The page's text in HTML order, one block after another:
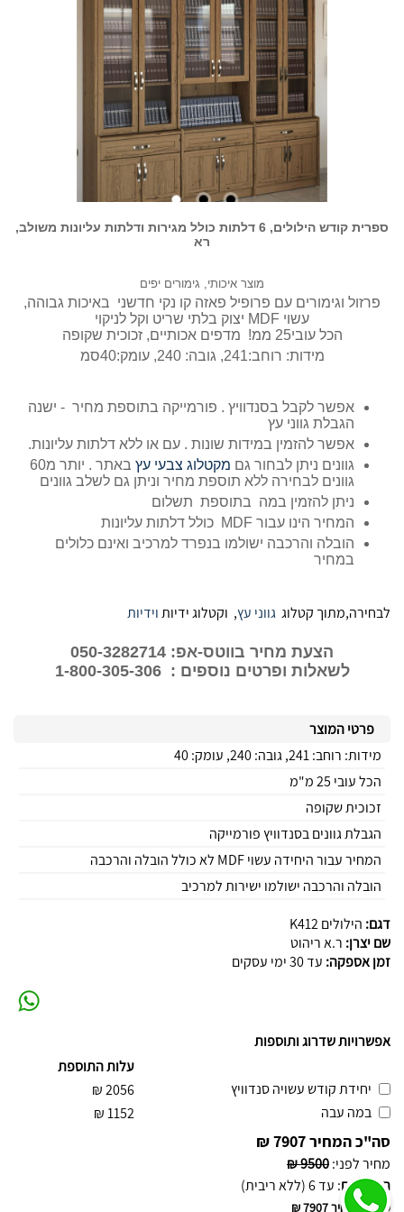
ספרית קודש הילולים, 6 דלתות כולל מגירות ודלתות עליונות משולב,
רא
מוצר איכותי, גימורים יפים
פרזול וגימורים עם פרופיל פאזה קו נקי חדשני באיכות גבוהה,
עשוי MDF יצוק בלתי שריט וקל לניקוי
הכל עובי25 ממ! מדפים אכותיים, זכוכית שקופה
מידות: רוחב:241, גובה: 240, עומק:40סמ
אפשר לקבל בסנדוויץ . פורמייקה בתוספת מחיר - ישנה
הגבלת גווני עץ
אפשר להזמין במידות שונות . עם או ללא דלתות עליונות.
גוונים ניתן לבחור גם מקטלוג צבעי עץ
באתר . יותר מ60
גוונים לבחירה ללא תוספת מחיר וניתן גם לשלב גוונים
ניתן להזמין במה בתוספת תשלום
המחיר הינו עבור MDF כולל דלתות עליונות
הובלה והרכבה ישולמו בנפרד למרכיב ואינם כלולים
במחיר
לבחירה,מתוך קטלוג גווני עץ, וקטלוג ידיותוידיות
הצעת מחיר בווטס-אפ: 050-3282714
לשאלות ופרטים נוספים : 1-800-305-306
פרטי המוצר
מידות: רוחב: 241, גובה: 240, עומק: 40
הכל עובי 25 מ"מ
זכוכית שקופה
הגבלת גוונים בסנדוויץ פורמייקה
המחיר עבור היחידה עשוי MDF לא כולל הובלה והרכבה
הובלה והרכבה ישולמו ישירות למרכיב
דגם: הילולים K412
שם יצרן: ר.א ריהוט
זמן אספקה: עד 30 ימי עסקים
אפשרויות שדרוג ותוספות
עלות התוספת
יחידת קודש עשויה סנדוויץ
2056
₪
במה עבה
1152
₪
סה"כ המחיר7907 ₪
מחיר לפני:
9500 ₪
תשלומים: עד 6 (ללא ריבית)
סה"כ המחיר7907 ₪